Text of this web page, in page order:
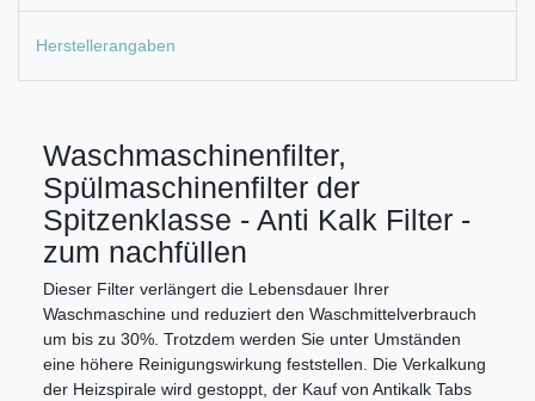
Herstellerangaben
Waschmaschinenfilter,
Spülmaschinenfilter der
Spitzenklasse - Anti Kalk Filter -
zum nachfüllen
Dieser Filter verlängert die Lebensdauer Ihrer
Waschmaschine und reduziert den Waschmittelverbrauch
um bis zu 30%. Trotzdem werden Sie unter Umständen
eine höhere Reinigungswirkung feststellen. Die Verkalkung
der Heizspirale wird gestoppt, der Kauf von Antikalk Tabs